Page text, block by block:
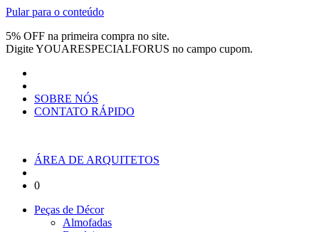
Pular para o conteúdo
5% OFF na primeira compra no site.
DigiteYOUARESPECIALFORUS no campo cupom.
SOBRE NÓS
CONTATO RÁPIDO
ÁREA DE ARQUITETOS
0
Peças de Décor
Almofadas